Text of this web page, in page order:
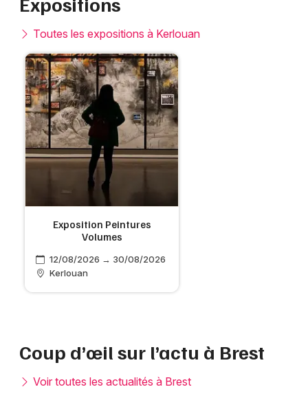
Toutes les expositions à Kerlouan
Exposition Peintures
Volumes
12/08/2026 → 30/08/2026
Kerlouan
Coup d’œil sur l’actu à Brest
Voir toutes les actualités à Brest